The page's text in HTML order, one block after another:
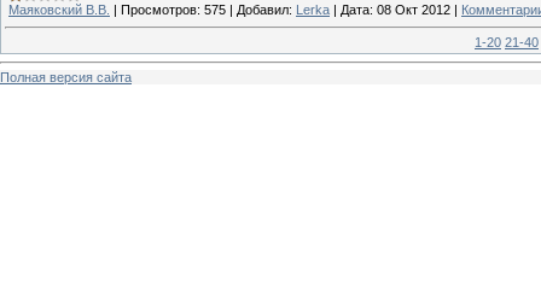
Маяковский В.В. | Просмотров: 575 | Добавил: Lerka | Дата: 08 Окт 2012 |
1-20 21-40
Полная версия сайта